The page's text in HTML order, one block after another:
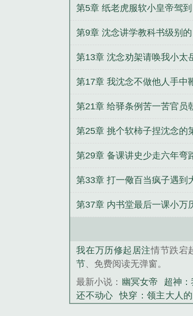
第5章 纸老虎服软小皇帝驾到
第9章 沈念讲学教科书级别的
示范
第13章 沈念劝架请唤我小太
第17章 我沈念不做他人手中
第21章 给驿条例苦一苦官员
廷就有钱了
第25章 挑个软柿子捏沈念的
一道弹劾奏疏
第29章 备课讲史少走六年弯
的沈念
第33章 打一儆百当疯子遇到
疯子大章
第37章 内书堂最后一课小万
我在万历修起居注情节跌宕
节、免费阅读无弹窗。
最新小说： 幽冥女帝 超神
还不动心
快穿：领主大人